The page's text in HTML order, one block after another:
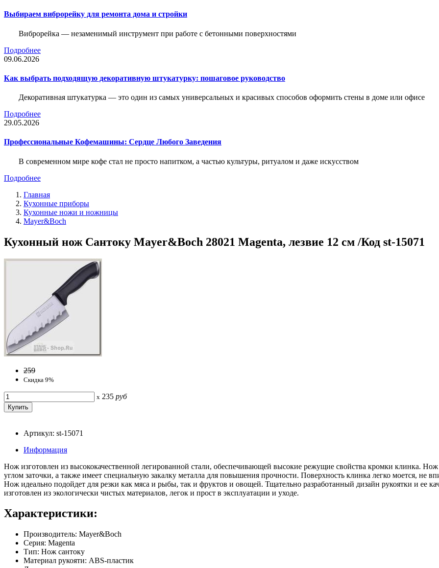
Выбираем виброрейку для ремонта дома и стройки
Виброрейка — незаменимый инструмент при работе с бетонными поверхностями
Подробнее
09.06.2026
Как выбрать подходящую декоративную штукатурку: пошаговое руководство
Декоративная штукатурка — это один из самых универсальных и красивых способов оформить стены в доме или офисе
Подробнее
29.05.2026
Профессиональные Кофемашины: Сердце Любого Заведения
В современном мире кофе стал не просто напитком, а частью культуры, ритуалом и даже искусством
Подробнее
Главная
Кухонные приборы
Кухонные ножи и ножницы
Mayer&Boch
Кухонный нож Сантоку Mayer&Boch 28021 Magenta, лезвие 12 см /Код st-15071
259
Скидка 9%
x 235 руб
Артикул: st-15071
Информация
Нож изготовлен из высококачественной легированной стали, обеспечивающей высокие режущие свойства кромки клинка.
углом заточки, а также имеет специальную закалку металла для повышения прочности. Поверхность клинка легко моется, не
Нож идеально подойдет для резки как мяса и рыбы, так и фруктов и овощей. Тщательно разработанный дизайн рукоятки и ее
изготовлен из экологически чистых материалов, легок и прост в эксплуатации и уходе.
Характеристики:
Производитель: Mayer&Boch
Серия: Magenta
Тип: Нож сантоку
Материал рукояти: ABS-пластик